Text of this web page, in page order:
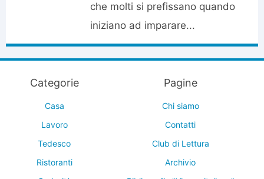
che molti si prefissano quando
iniziano ad imparare...
Categorie
Casa
Lavoro
Tedesco
Ristoranti
Pagine
Chi siamo
Contatti
Club di Lettura
Archivio